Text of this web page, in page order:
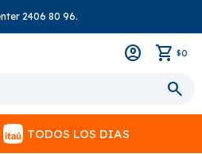
2406 80 96.
$0
TODOS LOS DIAS